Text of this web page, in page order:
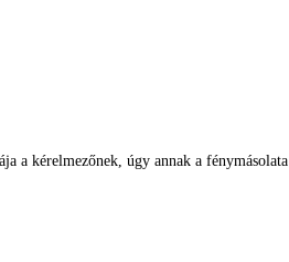
a kérelmezőnek, úgy annak a fénymásolata